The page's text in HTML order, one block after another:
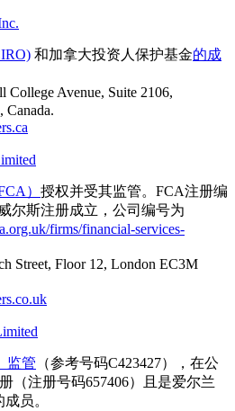
和加拿大投资人保护基金的成
College Avenue, Suite 2106,
Canada.
） 授权并受其监管。FCA注册编
尔斯注册成立，公司编号为
firms/financial-services-
Street, Floor 12, London EC3M
监管 （参考号码C423427），在公
（注册号码657406）且是爱尔兰
员。